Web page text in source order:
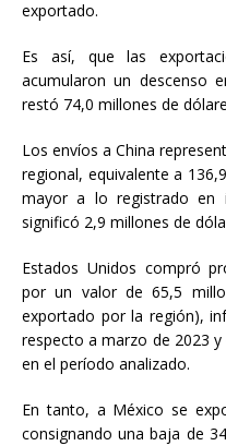
exportado.
Es así, que las
acumularon un descenso
restó 74,0 millones de
Los envíos a China
regional, equivalente a
mayor a lo registrado en
significó 2,9 millones de
Estados Unidos compró
por un valor de 65,5
exportado por la región),
respecto a marzo de 2023
en el período analizado.
En tanto, a México se
consignando una baja de